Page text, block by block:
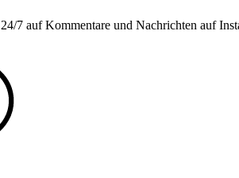
7 auf Kommentare und Nachrichten auf